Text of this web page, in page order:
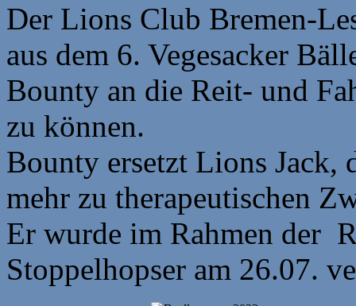
Der Lions Club Bremen-
aus dem 6. Vegesacker
Bounty an die Reit- und
zu können.
Bounty ersetzt Lions Jack,
mehr zu therapeutischen
Er wurde im Rahmen der
Stoppelhopser am 26.07.